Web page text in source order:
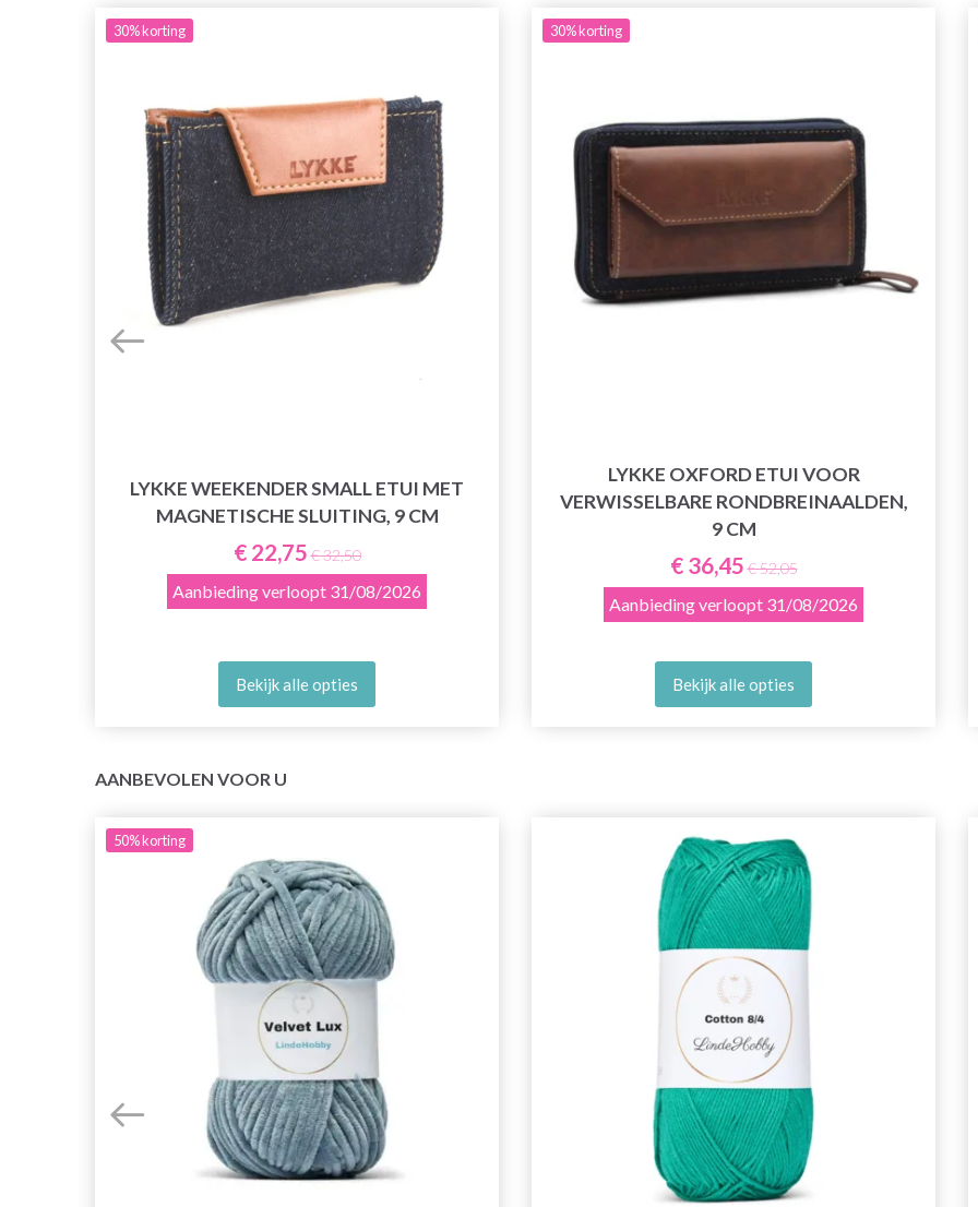
30%korting
LYKKE WEEKENDER SMALL ETUI MET
MAGNETISCHE SLUITING, 9 CM
€ 22,75 € 32,50
Aanbieding verloopt 31/08/2026
Bekijk alle opties
30%korting
LYKKE OXFORD ETUI VOOR
VERWISSELBARE RONDBREINAALDEN,
9 CM
€ 36,45 € 52,05
Aanbieding verloopt 31/08/2026
Bekijk alle opties
AANBEVOLEN VOOR U
50%korting